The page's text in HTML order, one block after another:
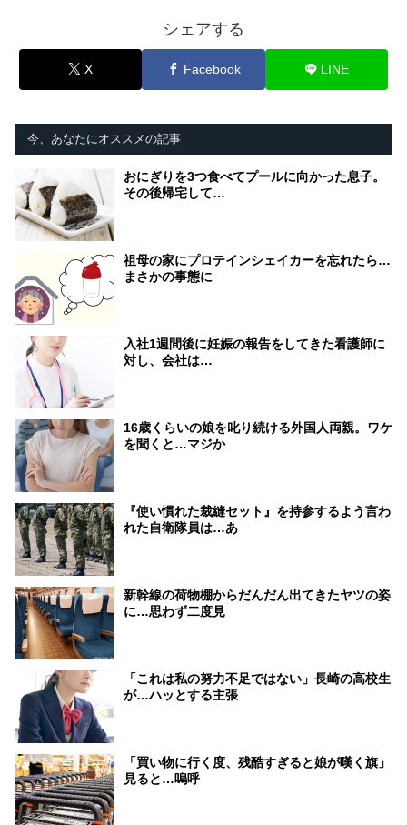
シェアする
X Facebook LINE
今、あなたにオススメの記事
おにぎりを3つ食べてプールに向かった息子。
その後帰宅して…
祖母の家にプロテインシェイカーを忘れたら…
まさかの事態に
入社1週間後に妊娠の報告をしてきた看護師に
対し、会社は…
16歳くらいの娘を叱り続ける外国人両親。ワケ
を聞くと…マジか
『使い慣れた裁縫セット』を持参するよう言わ
れた自衛隊員は…あ
新幹線の荷物棚からだんだん出てきたヤツの姿
に…思わず二度見
「これは私の努力不足ではない」長崎の高校生
が…ハッとする主張
「買い物に行く度、残酷すぎると娘が嘆く旗」
見ると…嗚呼